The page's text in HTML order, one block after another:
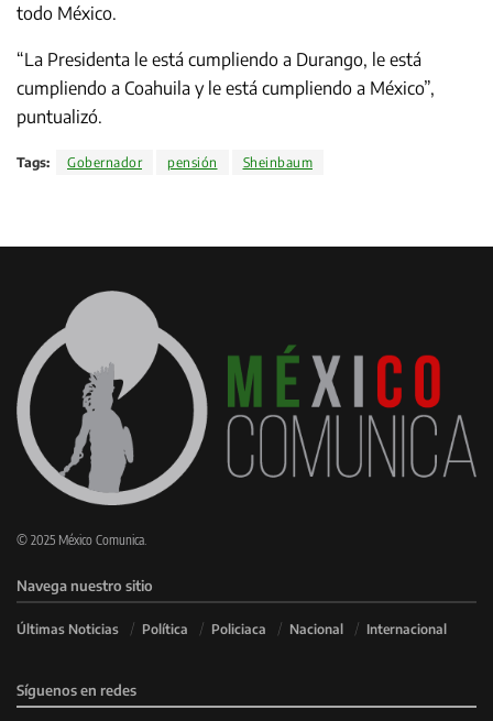
todo México.
“La Presidenta le está cumpliendo a Durango, le está
cumpliendo a Coahuila y le está cumpliendo a México”,
puntualizó.
Tags: Gobernador pensión Sheinbaum
© 2025 México Comunica.
Navega nuestro sitio
Últimas Noticias Política Policiaca Nacional Internacional
Síguenos en redes